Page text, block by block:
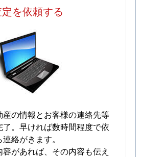
を依頼する
の情報とお客様の連絡先等
了。早ければ数時間程度で依
絡がきます。
があれば、その内容も伝え